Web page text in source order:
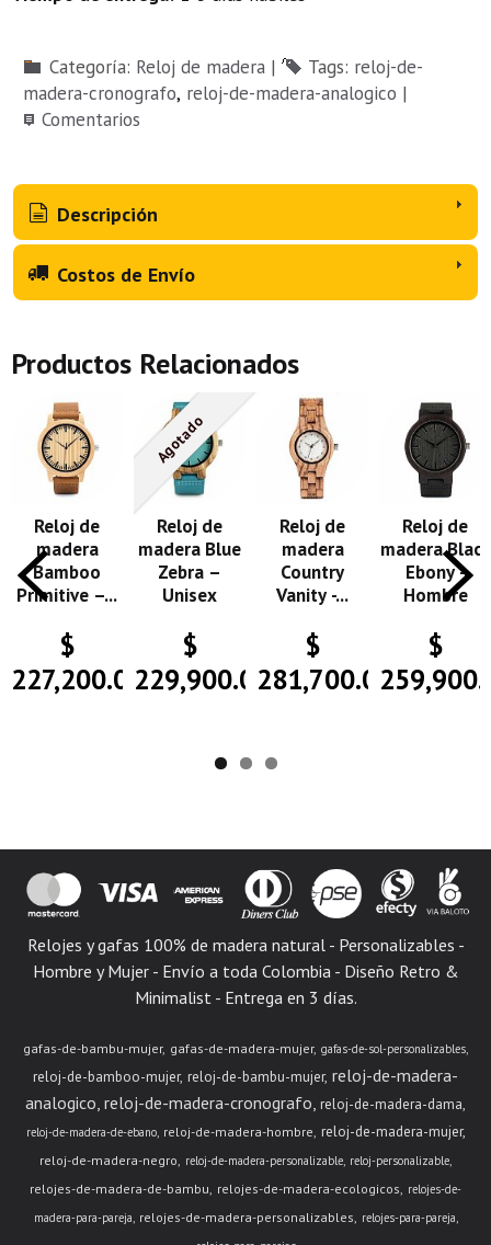
Categoría: Reloj de madera | Tags: reloj-de-
madera-cronografo reloj-de-madera-analogico |
Comentarios
Descripción
Costos de Envío
Productos Relacionados
Reloj de
madera
Bamboo
Primitive –...
$
227,200.00
Agotado
Reloj de
madera Blue
Zebra –
Unisex
$
229,900.00
Reloj de
madera
Country
Vanity -...
$
281,700.00
Reloj de
madera Black
Ebony -
Hombre
$
Relojes y gafas 100% de madera natural - Personalizables -
Hombre y Mujer - Envío a toda Colombia - Diseño Retro &
Minimalist - Entrega en 3 días.
gafas-de-bambu-mujer gafas-de-madera-mujer gafas-de-sol-personalizables
reloj-de-bamboo-mujer reloj-de-bambu-mujer reloj-de-madera-
analogico reloj-de-madera-cronografo reloj-de-madera-dama
reloj-de-madera-de-ebano reloj-de-madera-hombre reloj-de-madera-mujer
reloj-de-madera-negro reloj-de-madera-personalizable reloj-personalizable
relojes-de-madera-de-bambu relojes-de-madera-ecologicos
relojes-de-
madera-para-pareja relojes-de-madera-personalizables
relojes-para-pareja